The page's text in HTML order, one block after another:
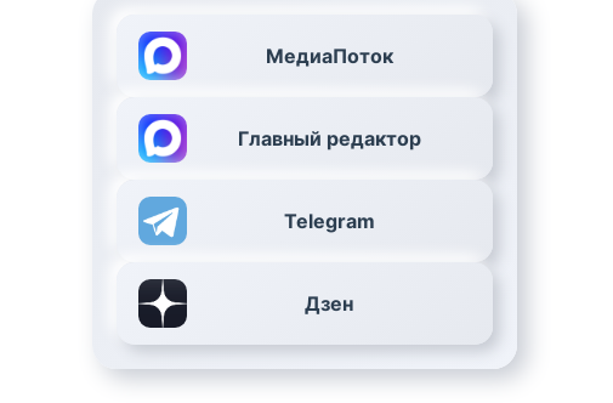
МедиаПоток
Главный редактор
Telegram
Дзен